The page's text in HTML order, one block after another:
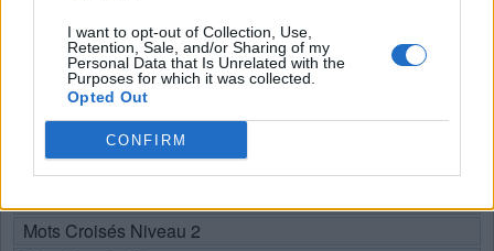
I want to opt-out of Collection, Use,
Retention, Sale, and/or Sharing of my
Personal Data that Is Unrelated with the
Purposes for which it was collected.
Opted Out
CONFIRM
puzzle:
Sélectionnez votre puzzle:
Puzzle introuvable.
Choisissez votre niveau:
Mots Croisés Niveau 2